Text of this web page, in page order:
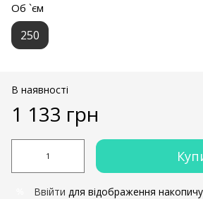
Об `єм
250
В наявності
1 133 грн
Ввійти для відображення